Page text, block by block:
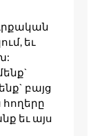
եւ
բայց
հողերը
եւ այս